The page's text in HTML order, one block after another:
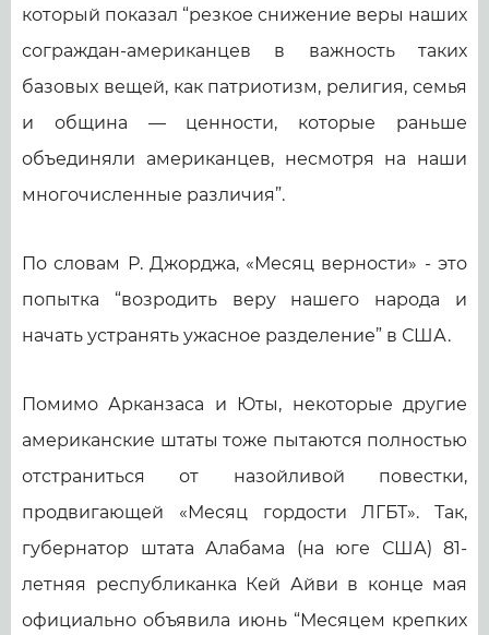
который показал “резкое снижение веры наших
сограждан-американцев в важность таких
базовых вещей, как патриотизм, религия, семья
и община — ценности, которые раньше
объединяли американцев, несмотря на наши
многочисленные различия”.
По словам Р. Джорджа, «Месяц верности» - это
попытка “возродить веру нашего народа и
начать устранять ужасное разделение” в США.
Помимо Арканзаса и Юты, некоторые другие
американские штаты тоже пытаются полностью
отстраниться от назойливой повестки,
продвигающей «Месяц гордости ЛГБТ». Так,
губернатор штата Алабама (на юге США) 81-
летняя республиканка Кей Айви в конце мая
официально объявила июнь “Месяцем крепких